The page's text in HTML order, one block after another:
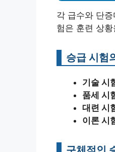
각 급수와 단
험은 훈련 상
승급 시험
기술 시
품세 시
대련 시
이론 시
구체적인